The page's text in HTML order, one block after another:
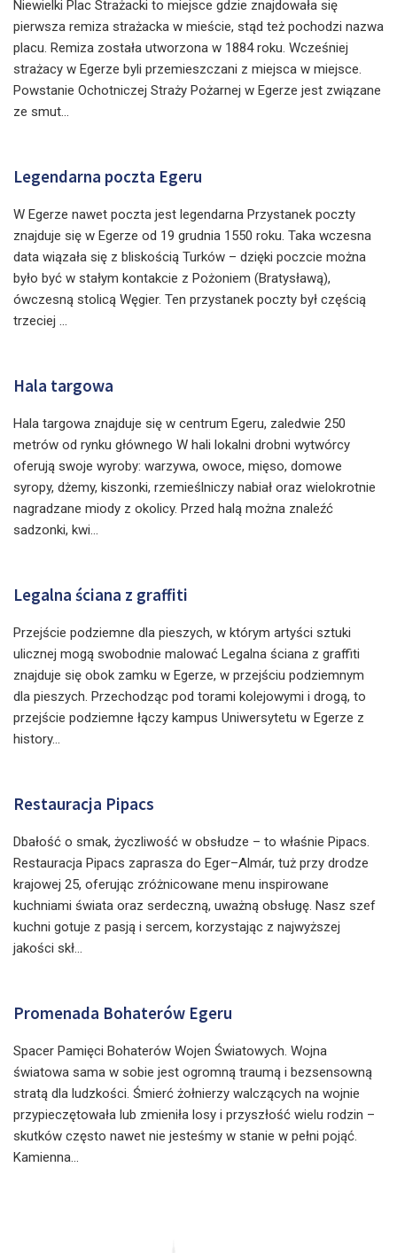
Niewielki Plac Strażacki to miejsce gdzie znajdowała się
pierwsza remiza strażacka w mieście, stąd też pochodzi nazwa
placu. Remiza została utworzona w 1884 roku. Wcześniej
strażacy w Egerze byli przemieszczani z miejsca w miejsce.
Powstanie Ochotniczej Straży Pożarnej w Egerze jest związane
ze smut...
Legendarna poczta Egeru
W Egerze nawet poczta jest legendarna Przystanek poczty
znajduje się w Egerze od 19 grudnia 1550 roku. Taka wczesna
data wiązała się z bliskością Turków – dzięki poczcie można
było być w stałym kontakcie z Pożoniem (Bratysławą),
ówczesną stolicą Węgier. Ten przystanek poczty był częścią
trzeciej ...
Hala targowa
Hala targowa znajduje się w centrum Egeru, zaledwie 250
metrów od rynku głównego W hali lokalni drobni wytwórcy
oferują swoje wyroby: warzywa, owoce, mięso, domowe
syropy, dżemy, kiszonki, rzemieślniczy nabiał oraz wielokrotnie
nagradzane miody z okolicy. Przed halą można znaleźć
sadzonki, kwi...
Legalna ściana z graffiti
Przejście podziemne dla pieszych, w którym artyści sztuki
ulicznej mogą swobodnie malować Legalna ściana z graffiti
znajduje się obok zamku w Egerze, w przejściu podziemnym
dla pieszych. Przechodząc pod torami kolejowymi i drogą, to
przejście podziemne łączy kampus Uniwersytetu w Egerze z
history...
Restauracja Pipacs
Dbałość o smak, życzliwość w obsłudze – to właśnie Pipacs.
Restauracja Pipacs zaprasza do Eger–Almár, tuż przy drodze
krajowej 25, oferując zróżnicowane menu inspirowane
kuchniami świata oraz serdeczną, uważną obsługę. Nasz szef
kuchni gotuje z pasją i sercem, korzystając z najwyższej
jakości skł...
Promenada Bohaterów Egeru
Spacer Pamięci Bohaterów Wojen Światowych. Wojna
światowa sama w sobie jest ogromną traumą i bezsensowną
stratą dla ludzkości. Śmierć żołnierzy walczących na wojnie
przypieczętowała lub zmieniła losy i przyszłość wielu rodzin –
skutków często nawet nie jesteśmy w stanie w pełni pojąć.
Kamienna...